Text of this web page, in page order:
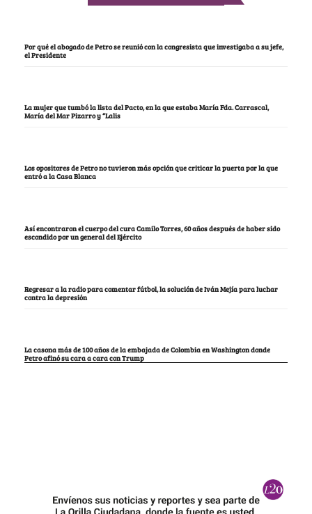
Por qué el abogado de Petro se reunió con la congresista que investigaba a su jefe,
el Presidente
La mujer que tumbó la lista del Pacto, en la que estaba María Fda. Carrascal,
María del Mar Pizarro y “Lalis
Los opositores de Petro no tuvieron más opción que criticar la puerta por la que
entró a la Casa Blanca
Así encontraron el cuerpo del cura Camilo Torres, 60 años después de haber sido
escondido por un general del Ejército
Regresar a la radio para comentar fútbol, la solución de Iván Mejía para luchar
contra la depresión
La casona más de 100 años de la embajada de Colombia en Washington donde
Petro afinó su cara a cara con Trump